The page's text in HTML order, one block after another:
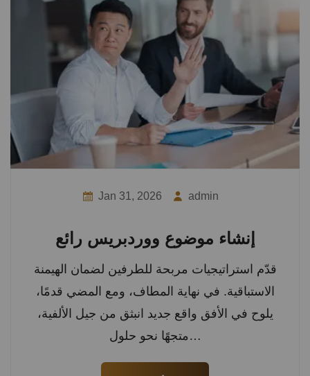
Jan 31, 2026 admin
إنشاء موضوع ووردبريس رائع
قدّم استراتيجيات مربحة للطرفين لضمان الهيمنة
الاستباقية. في نهاية المطاف، ومع المضي قدمًا،
يلوح في الأفق واقع جديد انبثق من جيل الألفية،
متجهًا نحو حلول…